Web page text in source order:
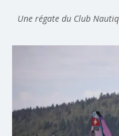
Une régate du Club